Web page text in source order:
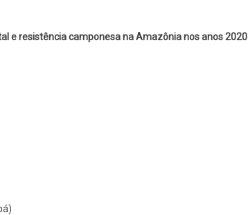
e resistência camponesa na Amazônia nos anos 2020